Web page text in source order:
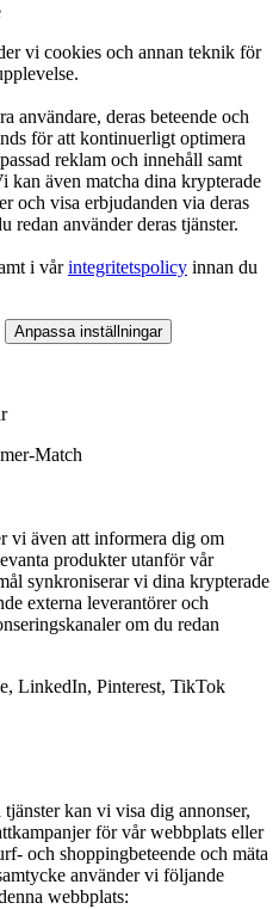
vi cookies och annan teknik för
användare, deras beteende och
för att kontinuerligt optimera
reklam och innehåll samt
kan även matcha dina krypterade
och visa erbjudanden via deras
redan använder deras tjänster.
i vårintegritetspolicy innan du
Anpassa inställningar
Match
vi även att informera dig om
produkter utanför vår
synkroniserar vi dina krypterade
externa leverantörer och
om du redan
LinkedIn, Pinterest, TikTok
tjänster kan vi visa dig annonser,
för vår webbplats eller
och shoppingbeteende och mäta
använder vi följande
webbplats: